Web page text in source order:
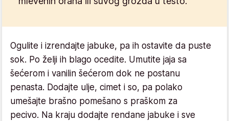
Ogulite i izrendajte jabuke, pa ih ostavite da puste
sok. Po želji ih blago ocedite. Umutite jaja sa
šećerom i vanilin šećerom dok ne postanu
penasta. Dodajte ulje, cimet i so, pa polako
umešajte brašno pomešano s praškom za
pecivo. Na kraju dodajte rendane jabuke i sve